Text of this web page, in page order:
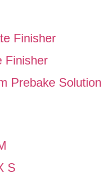
Finisher
Finisher
Prebake Solution
S